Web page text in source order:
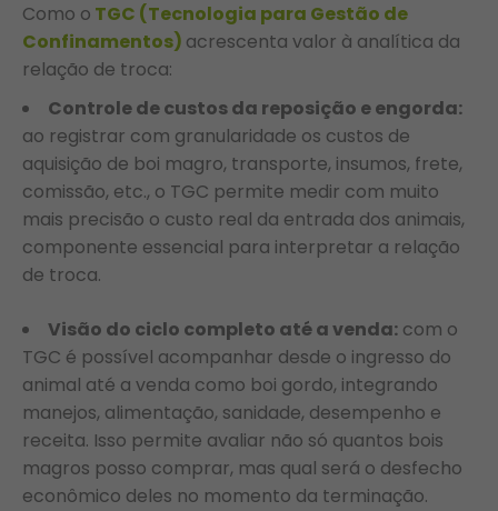
Como o TGC (Tecnologia para Gestão de
Confinamentos) acrescenta valor à analítica da
relação de troca:
Controle de custos da reposição e engorda:
ao registrar com granularidade os custos de
aquisição de boi magro, transporte, insumos, frete,
comissão, etc., o TGC permite medir com muito
mais precisão o custo real da entrada dos animais,
componente essencial para interpretar a relação
de troca.
Visão do ciclo completo até a venda: com o
TGC é possível acompanhar desde o ingresso do
animal até a venda como boi gordo, integrando
manejos, alimentação, sanidade, desempenho e
receita. Isso permite avaliar não só quantos bois
magros posso comprar, mas qual será o desfecho
econômico deles no momento da terminação.